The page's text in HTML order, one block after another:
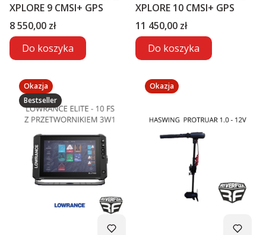
XPLORE 9 CMSI+ GPS
Cena
8 550,00 zł
Do koszyka
XPLORE 10 CMSI+ GPS
Cena
11 450,00 zł
Do koszyka
Okazja
Bestseller
Okazja